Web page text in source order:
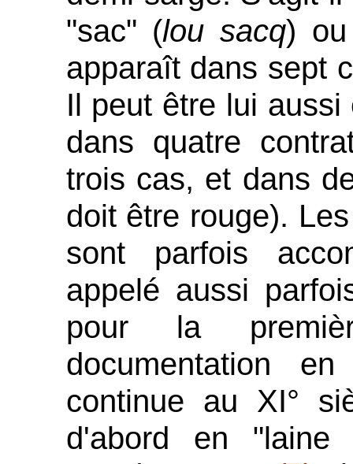
"sac" (lou sacq)
apparaît dans sept
Il peut être lui
dans quatre
trois cas, et dans
doit être rouge).
sont parfois
appelé aussi
pour la
documentation
continue au XI°
d'abord en